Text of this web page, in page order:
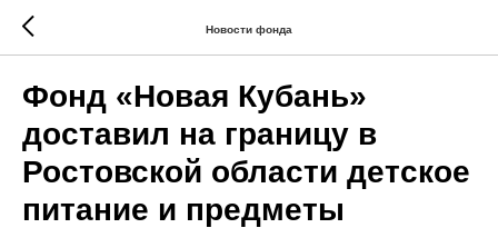
Новости фонда
Фонд «Новая Кубань»
доставил на границу в
Ростовской области детское
питание и предметы